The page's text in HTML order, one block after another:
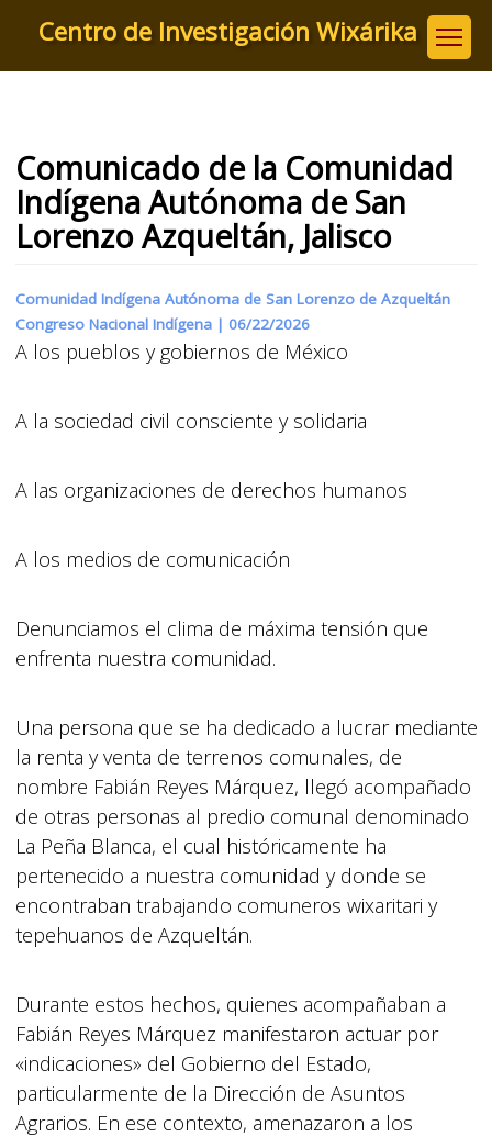
principal
Centro de Investigación Wixárika
Comunicado de la Comunidad
Indígena Autónoma de San
Lorenzo Azqueltán, Jalisco
Comunidad Indígena Autónoma de San Lorenzo de Azqueltán
Congreso Nacional Indígena | 06/22/2026
A los pueblos y gobiernos de México
A la sociedad civil consciente y solidaria
A las organizaciones de derechos humanos
A los medios de comunicación
Denunciamos el clima de máxima tensión que
enfrenta nuestra comunidad.
Una persona que se ha dedicado a lucrar mediante
la renta y venta de terrenos comunales, de
nombre Fabián Reyes Márquez, llegó acompañado
de otras personas al predio comunal denominado
La Peña Blanca, el cual históricamente ha
pertenecido a nuestra comunidad y donde se
encontraban trabajando comuneros wixaritari y
tepehuanos de Azqueltán.
Durante estos hechos, quienes acompañaban a
Fabián Reyes Márquez manifestaron actuar por
«indicaciones» del Gobierno del Estado,
particularmente de la Dirección de Asuntos
Agrarios. En ese contexto, amenazaron a los